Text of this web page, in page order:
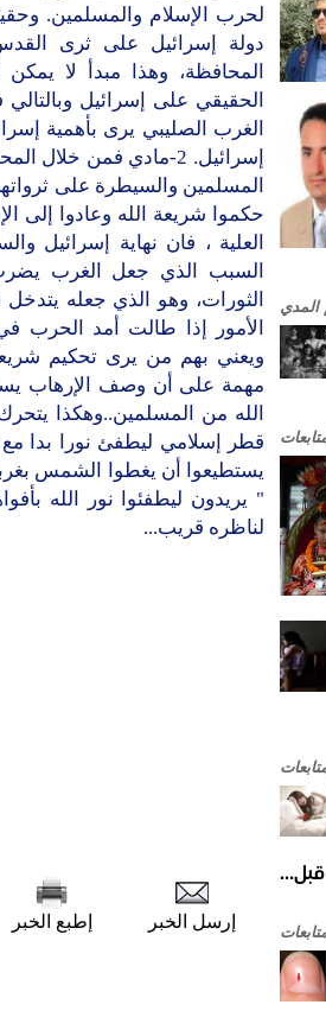
المدي
لحرب الإسلام والمسلمين.
دولة إسرائيل على ثرى القدس
المحافظة، وهذا مبدأ لا
الحقيقي على إسرائيل
إسرائيل. 2-مادي فمن
المسلمين والسيطرة على
حكموا شريعة الله وعادوا إلى
العلية ، فان نهاية إسرائيل
السبب الذي جعل الغرب
الثورات، وهو الذي جعله
الأمور إذا طالت أمد الحرب
ويعني بهم من يرى تحكيم
مهمة على أن وصف الإرهاب
الله من المسلمين..وهكذا
قطر إسلامي ليطفئ نورا بدا
يستطيعوا أن يغطوا الشمس
" يريدون ليطفئوا نور الله
لناظره قريب...
إرسل الخبر إطبع الخبر